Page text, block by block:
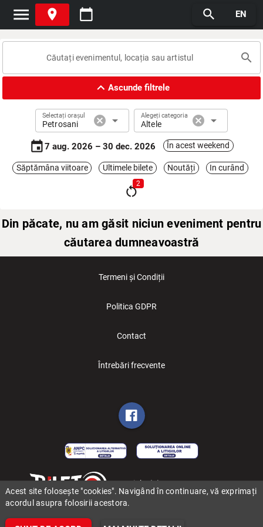
menu place calendar_today search EN
search
expand_lessAscunde filtrele
Selectați orașul
Petrosani cancel arrow_drop_down Alegeți categoria
Altele cancel arrow_drop_down
event7 aug. 2026 – 30 dec. 2026 În acest weekend
Săptămâna viitoare Ultimele bilete Noutăți In curând
restart_alt
2
Din păcate, nu am găsit niciun eveniment pentru
căutarea dumneavoastră
Termeni și Condiții
Politica GDPR
Contact
Întrebări frecvente
Copyright (C) 2006-2026 BILET.ro
Acest site folosește "cookies". Navigând în continuare, vă exprimați
acordul asupra folosirii acestora.